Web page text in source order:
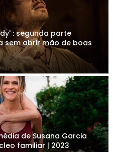
: segunda parte
sem abrir mão de boas
de Susana Garcia
familiar | 2023